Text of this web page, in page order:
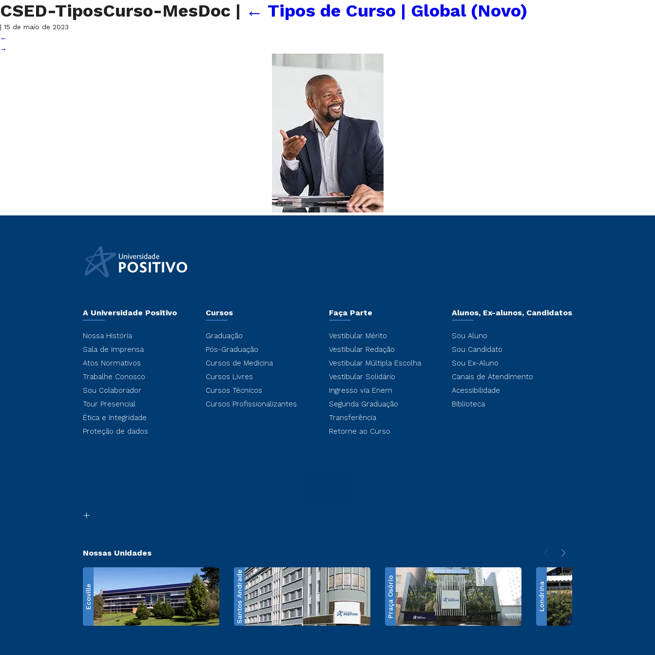
CSED-TiposCurso-MesDoc | ← Tipos de Curso | Global (Novo)
| 15 de maio de 2023
←
→
A Universidade Positivo
Nossa História
Sala de Imprensa
Atos Normativos
Trabalhe Conosco
Sou Colaborador
Tour Presencial
Ética e Integridade
Proteção de dados
Cursos
Graduação
Pós-Graduação
Cursos de Medicina
Cursos Livres
Cursos Técnicos
Cursos Profissionalizantes
Faça Parte
Vestibular Mérito
Vestibular Redação
Vestibular Múltipla Escolha
Vestibular Solidário
Ingresso via Enem
Segunda Graduação
Transferência
Retorne ao Curso
Alunos, Ex-alunos, Candidatos
Sou Aluno
Sou Candidato
Sou Ex-Aluno
Canais de Atendimento
Acessibilidade
Biblioteca
Nossas Unidades
Ecoville Santos Andrade Praça Osório Londrina